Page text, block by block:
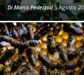
DiMarco Pederzoli 5 Agosto